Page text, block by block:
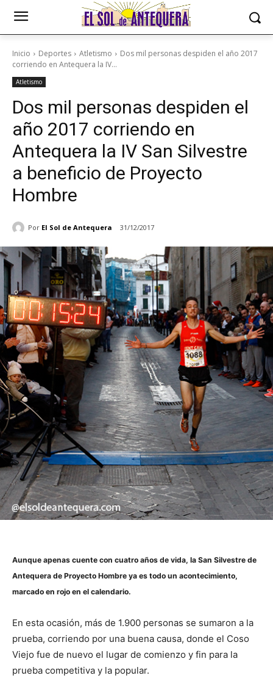
Inicio Deportes Atletismo
Dos mil personas despiden el año 2017
corriendo en Antequera la IV...
Atletismo
Dos mil personas despiden el
año 2017 corriendo en
Antequera la IV San Silvestre
a beneficio de Proyecto
Hombre
Por El Sol de Antequera 31/12/2017
Aunque apenas cuente con cuatro años de vida, la San Silvestre de
Antequera de Proyecto Hombre ya es todo un acontecimiento,
marcado en rojo en el calendario.
En esta ocasión, más de 1.900 personas se sumaron a la
prueba, corriendo por una buena causa, donde el Coso
Viejo fue de nuevo el lugar de comienzo y fin para la
prueba competitiva y la popular.